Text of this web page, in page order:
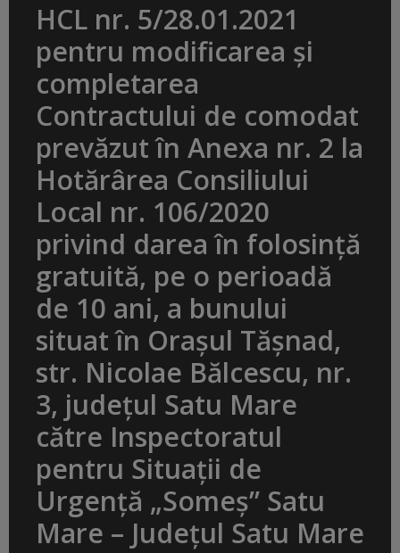
HCL nr. 5/28.01.2021
pentru modificarea și
completarea
Contractului de comodat
prevăzut în Anexa nr. 2 la
Hotărârea Consiliului
Local nr. 106/2020
privind darea în folosință
gratuită, pe o perioadă
de 10 ani, a bunului
situat în Orașul Tășnad,
str. Nicolae Bălcescu, nr.
3, județul Satu Mare
către Inspectoratul
pentru Situații de
Urgență „Someș” Satu
Mare – Județul Satu Mare